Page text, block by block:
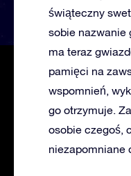
świąteczny
sobie nazwanie
ma teraz
pamięci na
wspomnień,
go otrzymuje.
osobie czegoś,
niezapomniane